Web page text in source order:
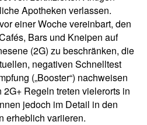
Apotheken verlassen.
einer Woche vereinbart, den
Bars und Kneipen auf
(2G) zu beschränken, die
negativen Schnelltest
(„Booster“) nachweisen
Regeln treten vielerorts in
jedoch im Detail in den
erheblich variieren.